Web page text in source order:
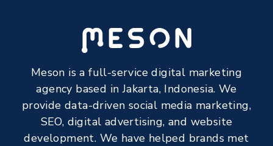
Meson is a full-service digital marketing
agency based in Jakarta, Indonesia. We
provide data-driven social media marketing,
SEO, digital advertising, and website
development. We have helped brands met